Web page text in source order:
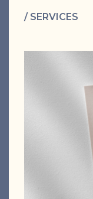
/ SERVICES